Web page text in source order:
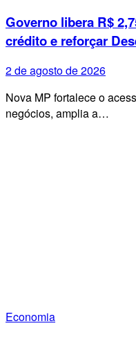
Governo libera R$
crédito e reforçar
2 de agosto de 2026
Nova MP fortalece o
negócios, amplia a…
Economia